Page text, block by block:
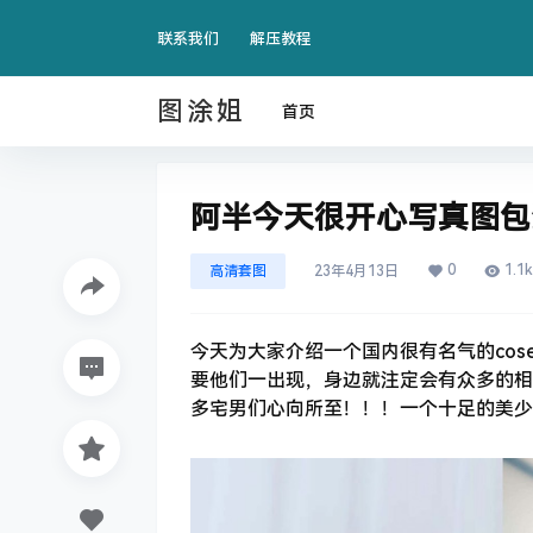
联系我们 解压教程
图涂姐 首页
阿半今天很开心写真图
高清套图 23年4月13日 0 1.1k
今天为大家介绍一个国内很有名气的
要他们一出现，身边就注定会有众多的
多宅男们心向所至！！！一个十足的美